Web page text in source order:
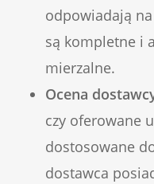
odpowiadają
są kompletne i
mierzalne.
Ocena
czy oferowane
dostosowane
dostawca